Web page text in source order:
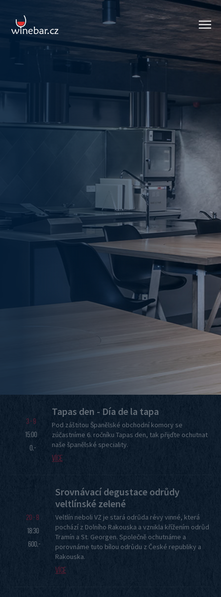
3 - 9
15:00
0,-
Tapas den - Día de la tapa
Pod záštitou Španělské obchodní komory se
zúčastníme 6. ročníku Tapas den, tak přijďte ochutnat
naše španělské speciality.
Více
20 - 8
18:30
600,-
Srovnávací degustace odrůdy
veltlínské zelené
Veltlín neboli VZ je stará odrůda révy vinné, která
pochází z Dolního Rakouska a vznikla křížením odrůd
Tramín a St. Georgen. Společně ochutnáme a
porovnáme tuto bílou odrůdu z České republiky a
Rakouska.
Více